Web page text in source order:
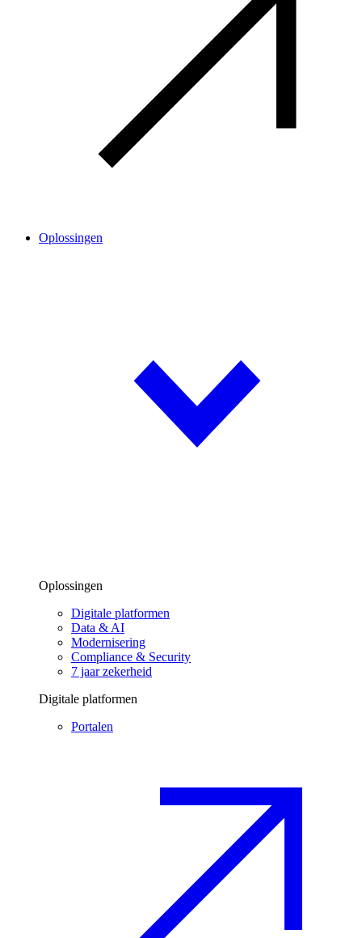
Oplossingen
Oplossingen
Digitale platformen
Data & AI
Modernisering
Compliance & Security
7 jaar zekerheid
Digitale platformen
Portalen